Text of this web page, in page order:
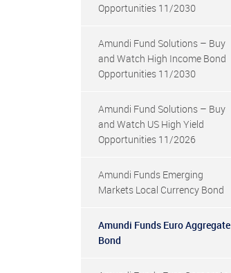
Opportunities 11/2030
Amundi Fund Solutions – Buy
and Watch High Income Bond
Opportunities 11/2030
Amundi Fund Solutions – Buy
and Watch US High Yield
Opportunities 11/2026
Amundi Funds Emerging
Markets Local Currency Bond
Amundi Funds Euro Aggregate
Bond